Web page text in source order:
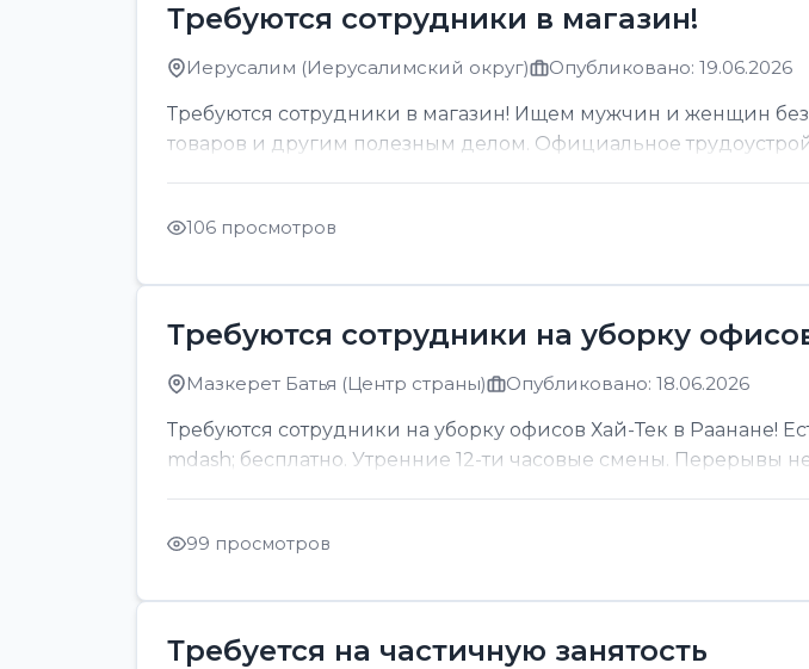
Требуются сотрудники в магазин!
Иерусалим (Иерусалимский округ) Опубликовано: 19.06.2026
Требуются сотрудники в магазин! Ищем мужчин и женщин без
товаров и другим полезным делом. Официальное
106 просмотров
Требуются сотрудники на уборку
Мазкерет Батья (Центр страны) Опубликовано: 18.06.2026
Требуются сотрудники на уборку офисов Хай-Тек в Раанане!
mdash; бесплатно. Утренние 12-ти часовые смены. Перерывы
99 просмотров
Требуется на частичную занятость